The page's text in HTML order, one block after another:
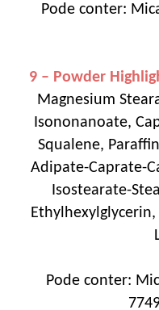
Pode conter:
9 – Powder
Magnesium
Isononanoate,
Squalene,
Adipate-Caprate-
Isostearate-
Pode conter: